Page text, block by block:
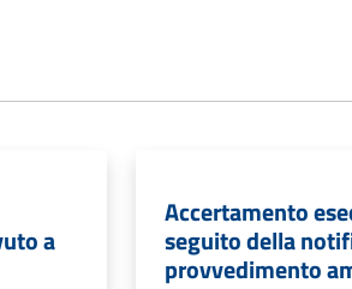
a
Accertamento
seguito della
provvedimento